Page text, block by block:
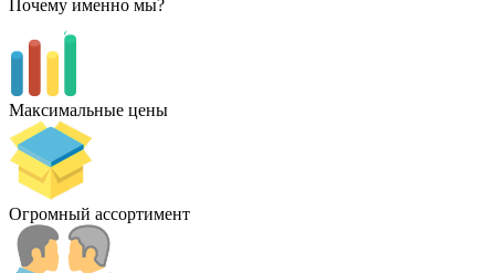
Почему именно мы?
Максимальные цены
Огромный ассортимент